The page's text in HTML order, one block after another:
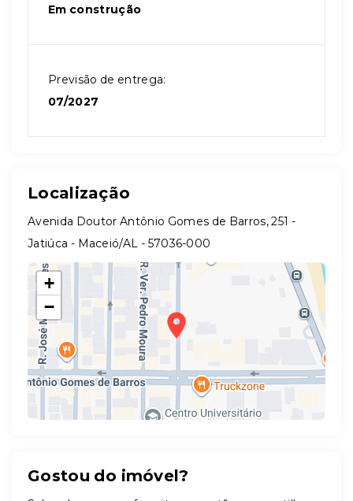
Em construção
Previsão de entrega:
07/2027
Localização
Avenida Doutor Antônio Gomes de Barros, 251 -
Jatiúca - Maceió/AL - 57036-000
+
−
Gostou do imóvel?